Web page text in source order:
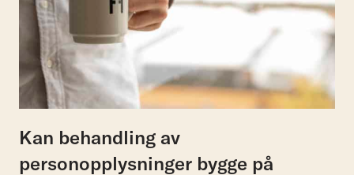
Kan behandling av
personopplysninger bygge på